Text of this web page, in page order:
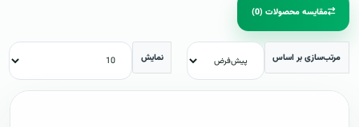
مقایسه محصولات (0)
مرتب‌سازی بر اساس نمایش